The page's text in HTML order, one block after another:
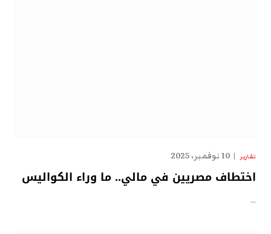
تقارير 10 نوفمبر، 2025
اختطاف مصريين في مالي.. ما وراء الكواليس
…